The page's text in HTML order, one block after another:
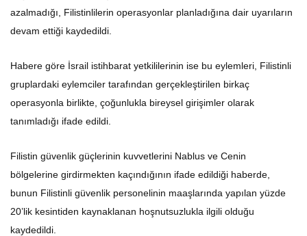
azalmadığı, Filistinlilerin operasyonlar planladığına dair uyarıların
devam ettiği kaydedildi.
Habere göre İsrail istihbarat yetkililerinin ise bu eylemleri, Filistinli
gruplardaki eylemciler tarafından gerçekleştirilen birkaç
operasyonla birlikte, çoğunlukla bireysel girişimler olarak
tanımladığı ifade edildi.
Filistin güvenlik güçlerinin kuvvetlerini Nablus ve Cenin
bölgelerine girdirmekten kaçındığının ifade edildiği haberde,
bunun Filistinli güvenlik personelinin maaşlarında yapılan yüzde
20’lik kesintiden kaynaklanan hoşnutsuzlukla ilgili olduğu
kaydedildi.